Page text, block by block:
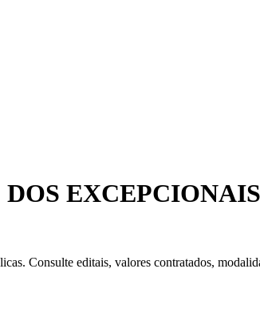
Consulte editais, valores contratados,